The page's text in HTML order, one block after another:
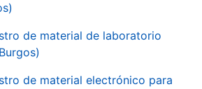
de material de laboratorio
de material electrónico para